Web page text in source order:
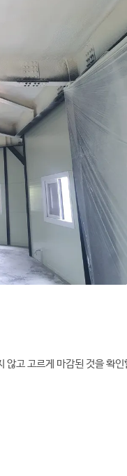
않고 고르게 마감된 것을 확인